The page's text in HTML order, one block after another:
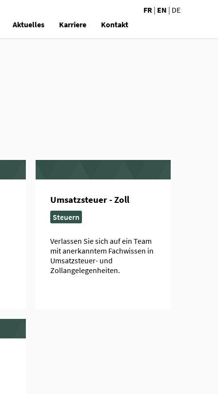
Aktuelles Karriere Kontakt
FR | EN | DE
Umsatzsteuer - Zoll
Steuern
Verlassen Sie sich auf ein Team
mit anerkanntem Fachwissen in
Umsatzsteuer- und
Zollangelegenheiten.